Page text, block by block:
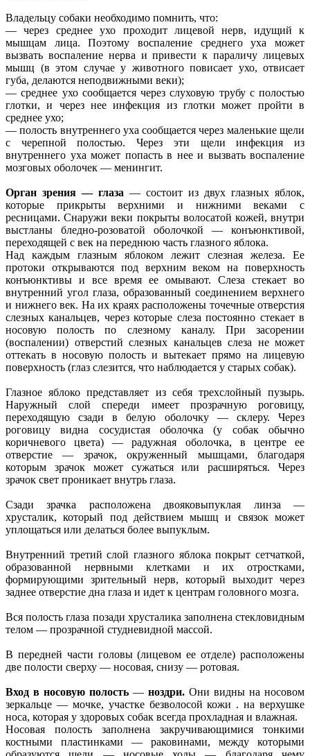
Владельцу собаки необходимо помнить, что:
— через среднее ухо проходит лицевой нерв, идущий к
мышцам лица. Поэтому воспаление среднего уха может
вызвать воспаление нерва и привести к параличу лицевых
мышц (в этом случае у животного повисает ухо, отвисает
губа, делаются неподвижными веки);
— среднее ухо сообщается через слуховую трубу с полостью
глотки, и через нее инфекция из глотки может пройти в
среднее ухо;
— полость внутреннего уха сообщается через маленькие щели
с черепной полостью. Через эти щели инфекция из
внутреннего уха может попасть в нее и вызвать воспаление
мозговых оболочек — менингит.
Орган зрения — глаза — состоит из двух глазных яблок,
которые прикрыты верхними и нижними веками с
ресницами. Снаружи веки покрыты волосатой кожей, внутри
выстланы бледно-розоватой оболочкой — конъюнктивой,
переходящей с век на переднюю часть глазного яблока.
Над каждым глазным яблоком лежит слезная железа. Ее
протоки открываются под верхним веком на поверхность
конъюнктивы и все время ее омывают. Слеза стекает во
внутренний угол глаза, образованный соединением верхнего
и нижнего век. На их краях расположены точечные отверстия
слезных канальцев, через которые слеза постоянно стекает в
носовую полость по слезному каналу. При засорении
(воспалении) отверстий слезных канальцев слеза не может
оттекать в носовую полость и вытекает прямо на лицевую
поверхность (глаз слезится, что наблюдается у старых собак).
Глазное яблоко представляет из себя трехслойный пузырь.
Наружный слой спереди имеет прозрачную роговицу,
переходящую сзади в белую оболочку — склеру. Через
роговицу видна сосудистая оболочка (у собак обычно
коричневого цвета) — радужная оболочка, в центре ее
отверстие — зрачок, окруженный мышцами, благодаря
которым зрачок может сужаться или расширяться. Через
зрачок свет проникает внутрь глаза.
Сзади зрачка расположена двояковыпуклая линза —
хрусталик, который под действием мышц и связок может
уплощаться или делаться более выпуклым.
Внутренний третий слой глазного яблока покрыт сетчаткой,
образованной нервными клетками и их отростками,
формирующими зрительный нерв, который выходит через
заднее отверстие дна глаза и идет к центрам головного мозга.
Вся полость глаза позади хрусталика заполнена стекловидным
телом — прозрачной студневидной массой.
В передней части головы (лицевом ее отделе) расположены
две полости сверху — носовая, снизу — ротовая.
Вход в носовую полость — ноздри. Они видны на носовом
зеркальце — мочке, участке безволосой кожи . на верхушке
носа, которая у здоровых собак всегда прохладная и влажная.
Носовая полость заполнена закручивающимися тонкими
костными пластинками — раковинами, между которыми